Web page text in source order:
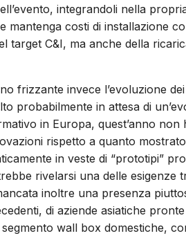
integrandoli nella
mantenga costi di installazione
target C&I, ma anche della
frizzante invece l’evoluzione
probabilmente in attesa di
in Europa, quest’anno
rispetto a quanto
in veste di “prototipi”
rivelarsi una delle esigenze
inoltre una presenza
di aziende asiatiche
segmento wall box domestiche,